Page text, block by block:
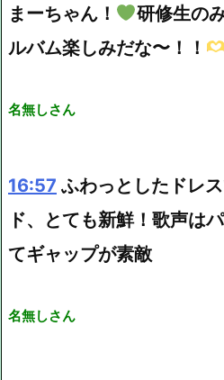
まーちゃん！ 研修生の
ルバム楽しみだな〜！！
名無しさん
16:57 ふわっとしたドレ
ド、とても新鮮！歌声は
てギャップが素敵
名無しさん